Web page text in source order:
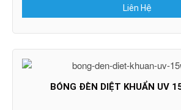
Liên Hệ
BÓNG ĐÈN DIỆT KHUẨN UV